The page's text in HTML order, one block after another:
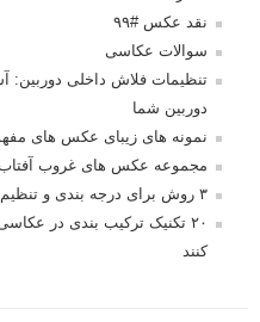
نقد عکس #۹۹
سوالات عکاسی
تنظیمات فلاش داخلی دوربین:
دوربین شما
نمونه های زیبای عکس های
مجموعه عکس های غروب
۳ روش برای درجه بندی و تنظیم دقیق رنگ در فتوشاپ
۲۰ تکنیک ترکیب بندی در
کنند